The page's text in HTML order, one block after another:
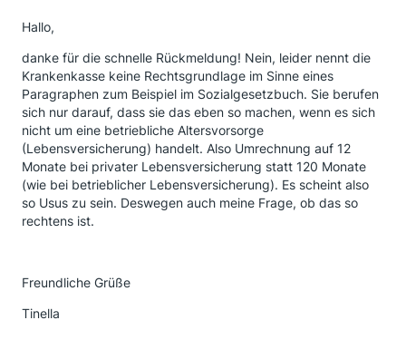
Hallo,
danke für die schnelle Rückmeldung! Nein, leider nennt die
Krankenkasse keine Rechtsgrundlage im Sinne eines
Paragraphen zum Beispiel im Sozialgesetzbuch. Sie berufen
sich nur darauf, dass sie das eben so machen, wenn es sich
nicht um eine betriebliche Altersvorsorge
(Lebensversicherung) handelt. Also Umrechnung auf 12
Monate bei privater Lebensversicherung statt 120 Monate
(wie bei betrieblicher Lebensversicherung). Es scheint also
so Usus zu sein. Deswegen auch meine Frage, ob das so
rechtens ist.
Freundliche Grüße
Tinella